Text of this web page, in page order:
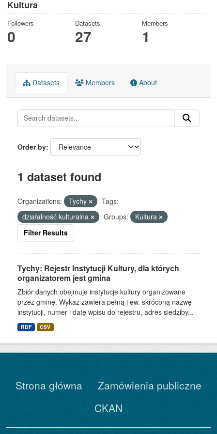
Kultura
Followers
0
Datasets
27
Members
1
Datasets Members About
Order by
1 dataset found
Organizations: Tychy
Tags:
działalność kulturalna
Groups:
Kultura
Filter Results
Tychy: Rejestr Instytucji Kultury, dla których
organizatorem jest gmina
Zbiór danych obejmuje instytucje kultury organizowane
przez gminę. Wykaz zawiera pełną i ew. skróconą nazwę
instytucji, numer i datę wpisu do rejestru, adres siedziby...
RDF CSV
Strona główna
Zamówienia publiczne
CKAN